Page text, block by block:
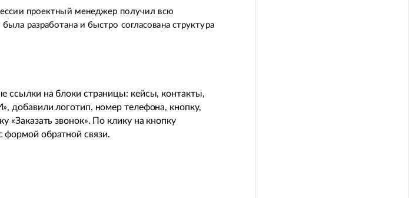
проектный менеджер получил всю
разработана и быстро согласована структура
ссылки на блоки страницы: кейсы, контакты,
добавили логотип, номер телефона, кнопку,
звонок». По клику на кнопку
формой обратной связи.